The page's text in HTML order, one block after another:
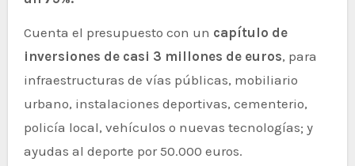
Cuenta el presupuesto con un capítulo de
inversiones de casi 3 millones de euros, para
infraestructuras de vías públicas, mobiliario
urbano, instalaciones deportivas, cementerio,
policía local, vehículos o nuevas tecnologías; y
ayudas al deporte por 50.000 euros.